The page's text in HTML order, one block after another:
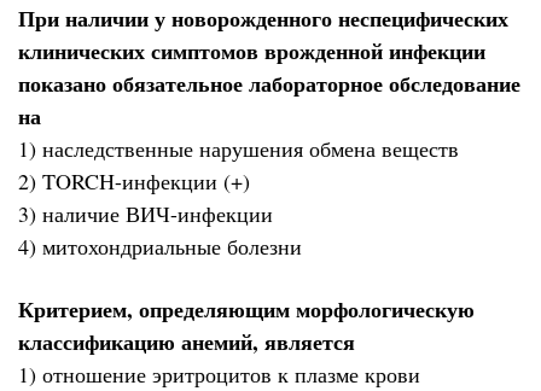
При наличии у новорожденного неспецифических
клинических симптомов врожденной инфекции
показано обязательное лабораторное обследование
на
1) наследственные нарушения обмена веществ
2) TORCH-инфекции (+)
3) наличие ВИЧ-инфекции
4) митохондриальные болезни
Критерием, определяющим морфологическую
классификацию анемий, является
1) отношение эритроцитов к плазме крови